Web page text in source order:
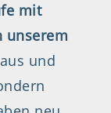
mit
unserem
und